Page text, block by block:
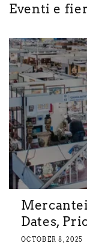
Eventi e
Dates,
OCTOBER 8, 2025